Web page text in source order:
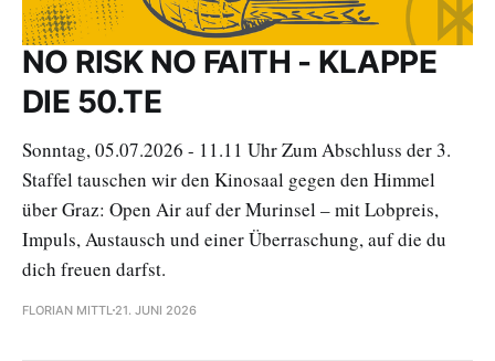
NO RISK NO FAITH - KLAPPE
DIE 50.TE
Sonntag, 05.07.2026 - 11.11 Uhr Zum Abschluss der 3.
Staffel tauschen wir den Kinosaal gegen den Himmel
über Graz: Open Air auf der Murinsel – mit Lobpreis,
Impuls, Austausch und einer Überraschung, auf die du
dich freuen darfst.
FLORIAN MITTL 21. JUNI 2026